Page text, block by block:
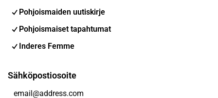
Pohjoismaiden uutiskirje
Pohjoismaiset tapahtumat
Inderes Femme
Sähköpostiosoite